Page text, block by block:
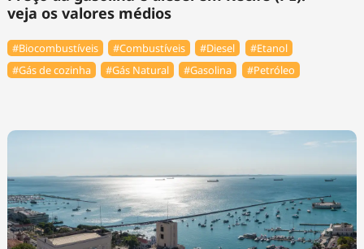
veja os valores médios
#Biocombustíveis #Combustíveis #Diesel
#Etanol
#Gás de cozinha
#Gás Natural #Gasolina #Petróleo